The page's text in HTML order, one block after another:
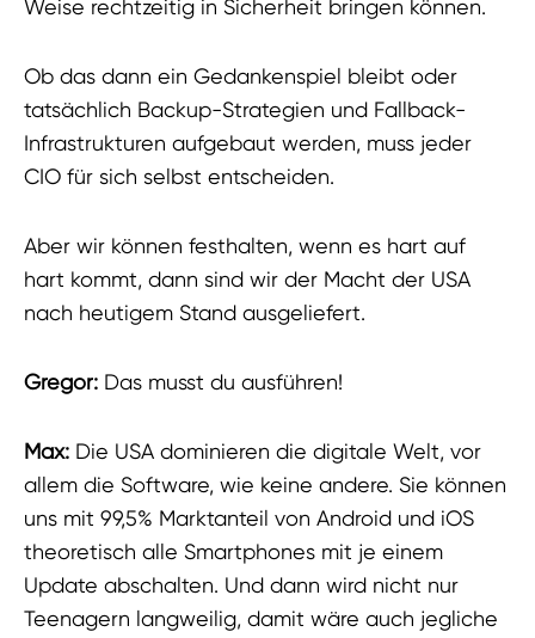
Weise rechtzeitig in Sicherheit bringen können.
Ob das dann ein Gedankenspiel bleibt oder
tatsächlich Backup-Strategien und Fallback-
Infrastrukturen aufgebaut werden, muss jeder
CIO für sich selbst entscheiden.
Aber wir können festhalten, wenn es hart auf
hart kommt, dann sind wir der Macht der USA
nach heutigem Stand ausgeliefert.
Gregor: Das musst du ausführen!
Max: Die USA dominieren die digitale Welt, vor
allem die Software, wie keine andere. Sie können
uns mit 99,5% Marktanteil von Android und iOS
theoretisch alle Smartphones mit je einem
Update abschalten. Und dann wird nicht nur
Teenagern langweilig, damit wäre auch jegliche